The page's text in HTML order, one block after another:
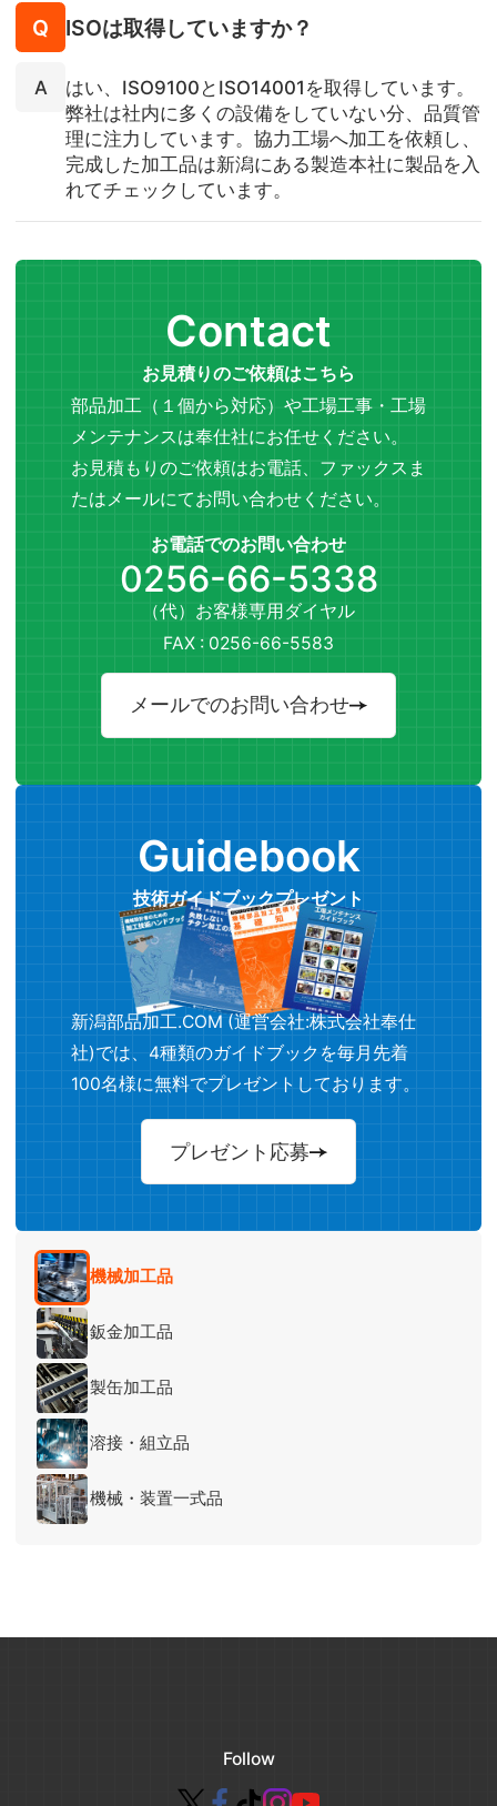
機械加工品
鈑金加工品
製缶加工品
溶接・組立品
機械・装置一式品
ISOは取得していますか？
はい、ISO9100とISO14001を取得しています。
弊社は社内に多くの設備をしていない分、品質管
理に注力しています。協⼒⼯場へ加⼯を依頼し、
完成した加⼯品は新潟にある製造本社に製品を入
れてチェックしています。
お見積りのご依頼はこちら
Contact
部品加工（１個から対応）や工場工事・工場
メンテナンスは奉仕社にお任せください。
お見積もりのご依頼はお電話、ファックスま
たはメールにてお問い合わせください。
お電話でのお問い合わせ
0256-66-5338
（代）お客様専用ダイヤル
FAX : 0256-66-5583
メールでのお問い合わせ
技術ガイドブックプレゼント
Guidebook
新潟部品加工.COM (運営会社:株式会社奉仕
社)では、4種類のガイドブックを毎月先着
100名様に無料でプレゼントしております。
プレゼント応募
Follow